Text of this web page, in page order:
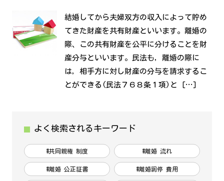
結婚してから夫婦双方の収入によって貯め
てきた財産を共有財産といいます。離婚の
際、この共有財産を公平に分けることを財
産分与といいます。民法も，離婚の際に
は，相手方に対し財産の分与を請求するこ
とができる(民法７６８条１項)と […]
よく検索されるキーワード
#共同親権 制度 #離婚 流れ
#離婚 公正証書 #離婚調停 費用